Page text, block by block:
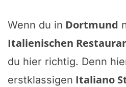
Wenn du in Dortmund
Italienischen
du hier richtig. Denn
erstklassigen Italiano